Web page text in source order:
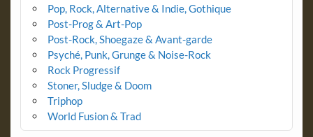
Pop, Rock, Alternative & Indie, Gothique
Post-Prog & Art-Pop
Post-Rock, Shoegaze & Avant-garde
Psyché, Punk, Grunge & Noise-Rock
Rock Progressif
Stoner, Sludge & Doom
Triphop
World Fusion & Trad